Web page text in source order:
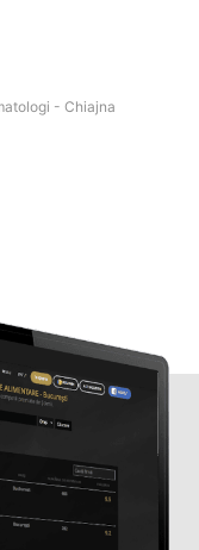
- Chiajna